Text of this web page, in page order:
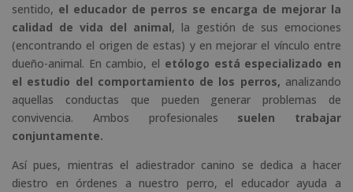
sentido, el educador de perros se encarga de mejorar la
calidad de vida del animal, la gestión de sus emociones
(encontrando el origen de estas) y en mejorar el vínculo entre
dueño-animal. En cambio, el etólogo está especializado en
el estudio del comportamiento de los perros, analizando
aquellas conductas que pueden generar problemas de
convivencia. Ambos profesionales suelen trabajar
conjuntamente.
Así pues, mientras el adiestrador canino se dedica a hacer
diestro en órdenes a nuestro perro, el educador ayuda a